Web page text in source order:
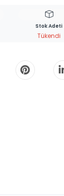
Stok Adeti
Tükendi